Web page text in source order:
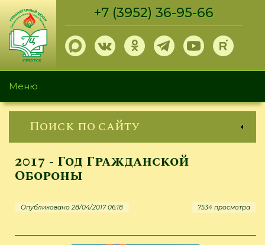
Перейти
основному
содержанию
+7 (3952) 36-95-66
Меню
Поиск по сайту
2017 - Год Гражданской
Обороны
Опубликовано 28/04/2017 06:18 7534 просмотра